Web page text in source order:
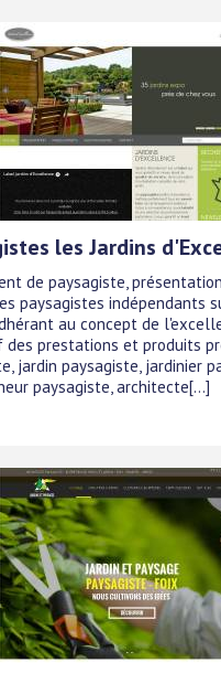
les Jardins
de paysagiste,
paysagistes indépendants
au concept de
des prestations et produits
jardin paysagiste, jardinier
paysagiste, architecte[...]